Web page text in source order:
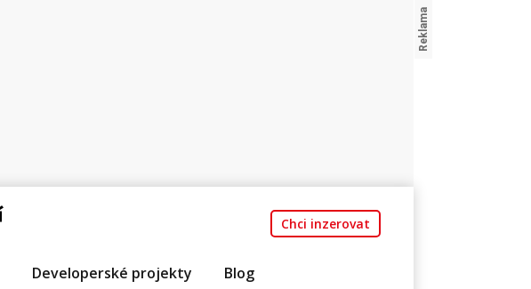
Chci inzerovat
Developerské projekty Blog